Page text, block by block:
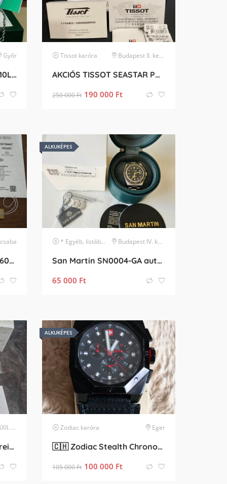
Győr
Rolex GMT-Master II 116710LN
Tissot karóra Budapest II. kerület
AKCIÓS TISSOT SEASTAR PROFESSIONAL 2000 BÚVÁRÓRA
250 000Ft 190 000 Ft
ROAMER Deep Sea 200 860833 41 75 71
ALKUKÉPES
* Egyéb, listában nem szereplő márka Budapest IV. kerület
San Martin SN0004-GA automata búváróra
65 000 Ft
[ELADÓ] Venezianico Nereide GMT (3521503C) – 2 hónapos, Full Szett
ALKUKÉPES
Zodiac karóra Eger
🇨🇭 Zodiac Stealth Chronograph 🇨🇭
105 000Ft 100 000 Ft